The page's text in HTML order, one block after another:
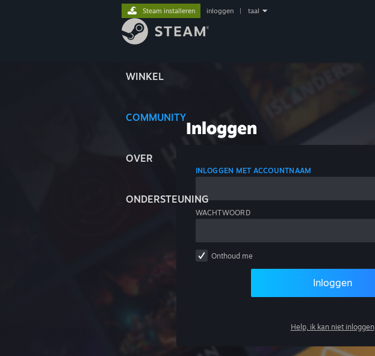
WINKEL
COMMUNITY
OVER
ONDERSTEUNING
Steam installeren inloggen taal
Inloggen
INLOGGEN MET ACCOUNTNAAM
WACHTWOORD
Onthoud me
Inloggen
Help, ik kan niet inloggen